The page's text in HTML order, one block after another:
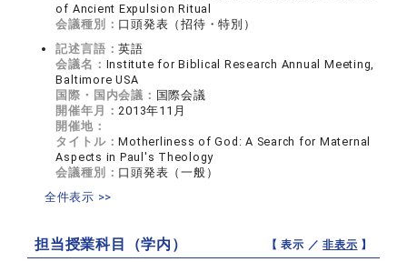
of Ancient Expulsion Ritual
会議種別： 口頭発表（招待・特別）
記述言語：英語
会議名： Institute for Biblical Research Annual Meeting,
Baltimore USA
国際・国内会議： 国際会議
開催年月：2013年11月
開催地：
タイトル：Motherliness of God: A Search for Maternal
Aspects in Paul's Theology
会議種別： 口頭発表（一般）
全件表示 >>
担当授業科目（学内） 【 表示 ／非表示 】